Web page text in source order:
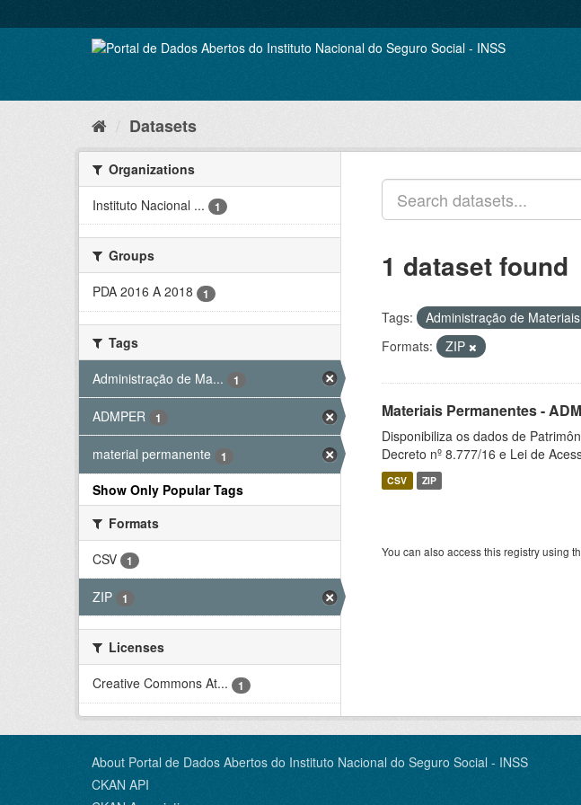
to
Datasets
Organizations
Instituto Nacional ...
1
Groups
PDA 2016 A 2018
1
Tags
Administração de Ma...
1
ADMPER 1
material permanente 1
Show Only Popular Tags
Formats
CSV
1
ZIP 1
Licenses
Creative Commons At...
1
1 dataset found
Tags: Administração de Materiais
Formats:
ZIP
Materiais Permanentes -
Disponibiliza os dados de
Decreto nº 8.777/16 e Lei de
CSV ZIP
You can also access this registry using
About Portal de Dados Abertos do Instituto Nacional do Seguro Social - INSS
CKAN API